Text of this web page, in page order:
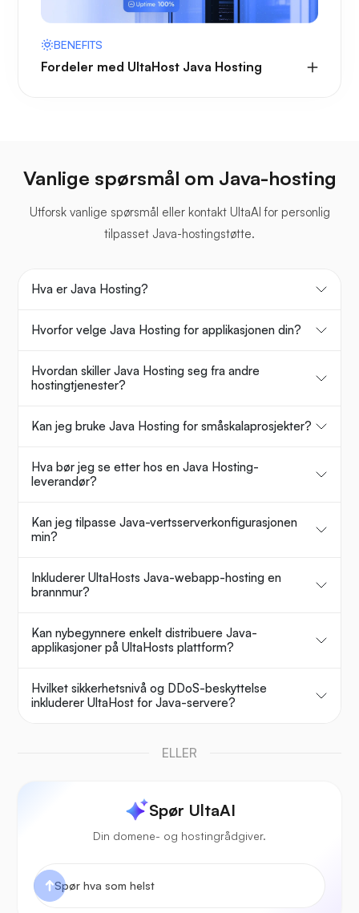
BENEFITS
Fordeler med UltaHost Java Hosting
Vanlige spørsmål om Java-hosting
Utforsk vanlige spørsmål eller kontakt UltaAI for personlig
tilpasset Java-hostingstøtte.
Hva er Java Hosting?
Hvorfor velge Java Hosting for applikasjonen din?
Hvordan skiller Java Hosting seg fra andre
hostingtjenester?
Kan jeg bruke Java Hosting for småskalaprosjekter?
Hva bør jeg se etter hos en Java Hosting-
leverandør?
Kan jeg tilpasse Java-vertsserverkonfigurasjonen
min?
Inkluderer UltaHosts Java-webapp-hosting en
brannmur?
Kan nybegynnere enkelt distribuere Java-
applikasjoner på UltaHosts plattform?
Hvilket sikkerhetsnivå og DDoS-beskyttelse
inkluderer UltaHost for Java-servere?
ELLER
Spør UltaAI
Din domene- og hostingrådgiver.